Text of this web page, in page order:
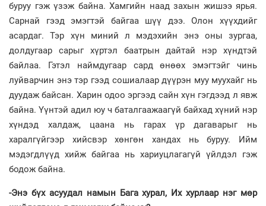
буруу гэж үзэж байна. Хамгийн наад захын жишээ ярья.
Сарнай гээд эмэгтэй байгаа шүү дээ. Олон хүүхдийг
асардаг. Тэр хүн миний л мэдэхийн энэ оны зургаа,
долдугаар сарыг хүртэл баатрын дайтай нэр хүндтэй
байлаа. Гэтэл наймдугаар сард өнөөх эмэгтэйг чинь
луйварчин энэ тэр гээд сошиалаар дүүрэн муу муухайг нь
дуудаж байсан. Харин одоо эргээд сайн хүн гэгдээд л явж
байна. Үүнтэй адил юу ч баталгаажаагүй байхад хүний нэр
хүндэд халдаж, цаана нь гарах үр дагаварыг нь
харалгүйгээр хийсвэр хөнгөн хандах нь буруу. Ийм
мэдэгдлүүд хийж байгаа нь хариуцлагагүй үйлдэл гэж
бодож байна.
-Энэ бүх асуудал намын Бага хурал, Их хурлаар нэг мөр